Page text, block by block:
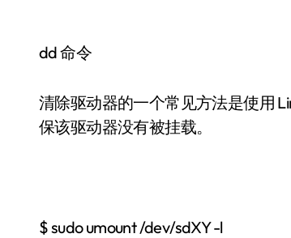
dd 命令
清除驱动器的一个常见方法是使用
保该驱动器没有被挂载。
$ sudo umount /dev/sdXY -l